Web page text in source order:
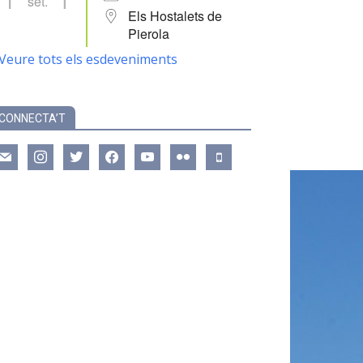
Els Hostalets de
Pierola
tots els esdeveniments
instagramtwitter facebookyoutube flickr mobile